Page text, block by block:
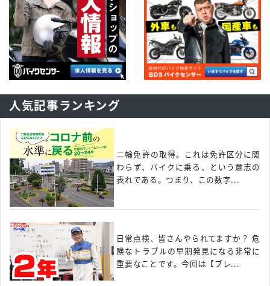
人気記事ランキング
二輪免許の取得。これは免許区分に関
わらず、バイクに乗る、という意志の
表れである。つまり、この数字...
日常点検、皆さんやられてますか？ 危
険なトラブルの早期発見になる非常に
重要なことです。今回は【ブレ...